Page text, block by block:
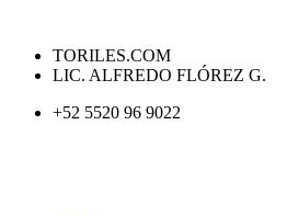
TORILES.COM
LIC. ALFREDO FLÓREZ G.
+52 5520 96 9022